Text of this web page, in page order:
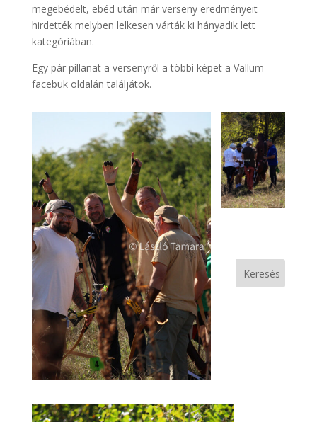
megebédelt, ebéd után már verseny eredményeit
hirdették melyben lelkesen várták ki hányadik lett
kategóriában.
Egy pár pillanat a versenyről a többi képet a Vallum
facebuk oldalán találjátok.